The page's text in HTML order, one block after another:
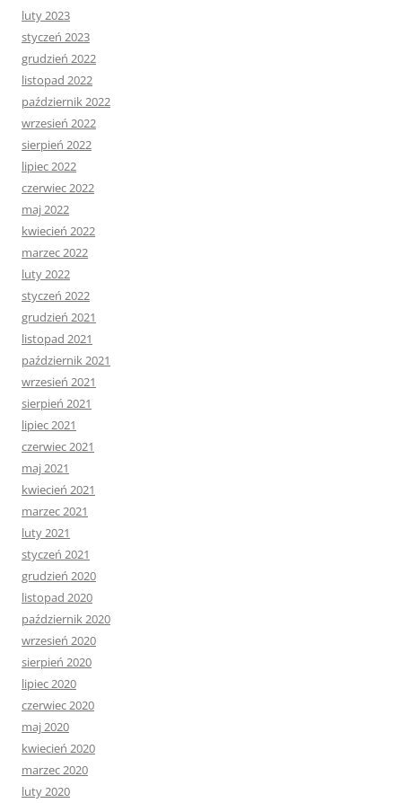
luty 2023
styczeń 2023
grudzień 2022
listopad 2022
październik 2022
wrzesień 2022
sierpień 2022
lipiec 2022
czerwiec 2022
maj 2022
kwiecień 2022
marzec 2022
luty 2022
styczeń 2022
grudzień 2021
listopad 2021
październik 2021
wrzesień 2021
sierpień 2021
lipiec 2021
czerwiec 2021
maj 2021
kwiecień 2021
marzec 2021
luty 2021
styczeń 2021
grudzień 2020
listopad 2020
październik 2020
wrzesień 2020
sierpień 2020
lipiec 2020
czerwiec 2020
maj 2020
kwiecień 2020
marzec 2020
luty 2020